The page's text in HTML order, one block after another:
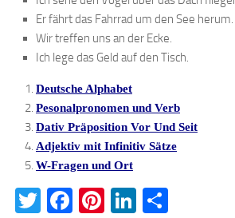
Er fährt das Fahrrad um den See herum.
Wir treffen uns an der Ecke.
Ich lege das Geld auf den Tisch.
Deutsche Alphabet
Pesonalpronomen und Verb
Dativ Präposition Vor Und Seit
Adjektiv mit Infinitiv Sätze
W-Fragen und Ort
Twitter
Facebook
Pinterest
LinkedIn